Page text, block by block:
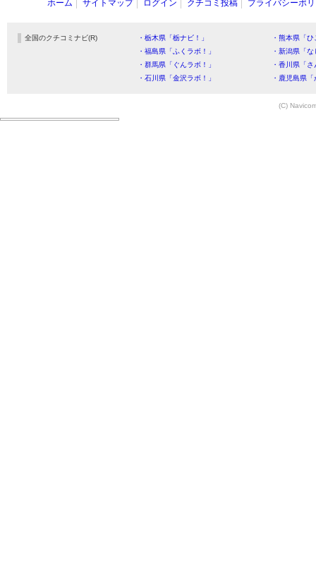
ホーム サイトマップ ログイン クチコミ投稿 プライバシーポ
全国のクチコミナビ(R) ・栃木県「栃ナビ！」
・熊本県「
・福島県「ふくラボ！」
・新潟県「
・群馬県「ぐんラボ！」
・香川県「
・石川県「金沢ラボ！」
・鹿児島県
(C)